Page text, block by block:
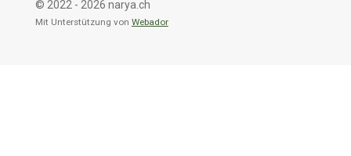
© 2022 - 2026 narya.ch
Mit Unterstützung von Webador